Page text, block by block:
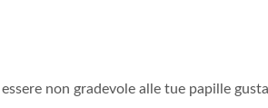
non gradevole alle tue papille